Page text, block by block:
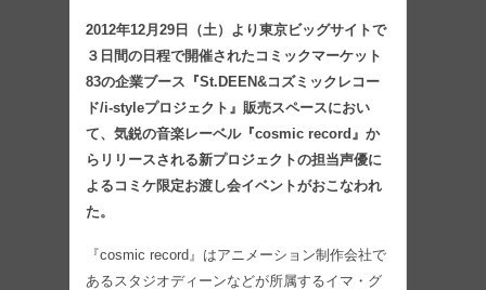
2012年12月29日（土）より東京ビッグサイトで
３日間の日程で開催されたコミックマーケット
83の企業ブース『St.DEEN&コズミックレコー
ド/i-styleプロジェクト』販売スペースにおい
て、気鋭の音楽レーベル『cosmic record』か
らリリースされる新プロジェクトの担当声優に
よるコミケ限定お渡し会イベントがおこなわれ
た。
『cosmic record』はアニメーション制作会社で
あるスタジオディーンなどが所属するイマ・グ